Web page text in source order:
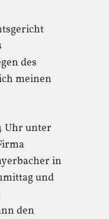
des
meinen
Uhr unter
in
und
den